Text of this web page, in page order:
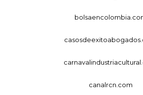
canalrcn.com